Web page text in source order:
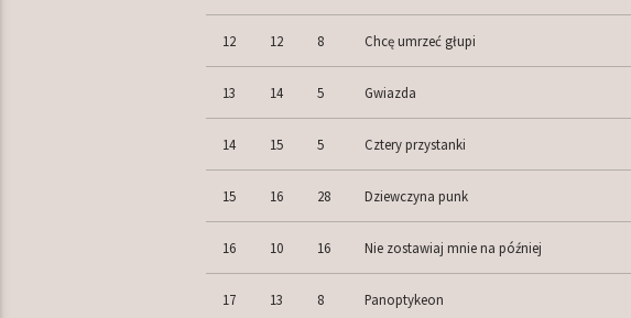
12 12 8 Chcę umrzeć głupi
13 14 5 Gwiazda
14 15 5 Cztery przystanki
15 16 28 Dziewczyna punk
16 10 16 Nie zostawiaj mnie na później
17 13 8 Panoptykeon